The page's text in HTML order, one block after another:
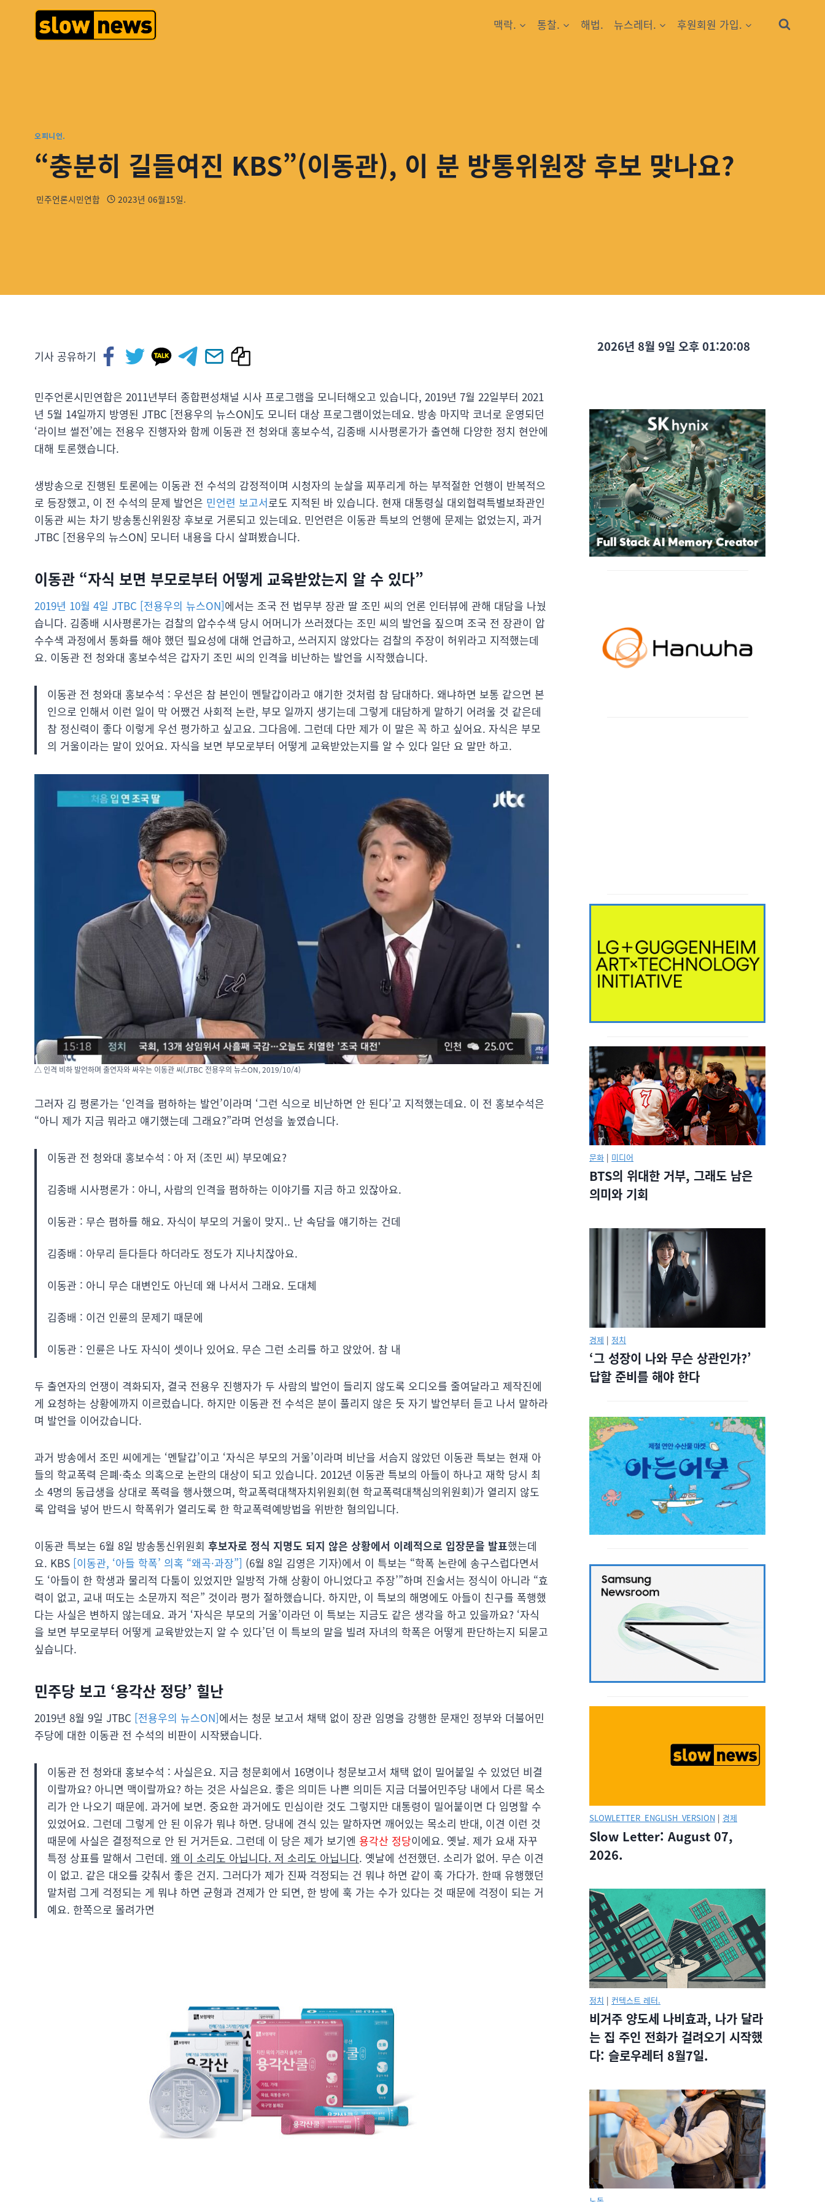
맥락. 통찰. 해법. 뉴스레터. 후원회원 가입.
오피니언.
“충분히 길들여진 KBS”(이동관), 이 분 방통위원장 후보 맞나요?
민주언론시민연합 2023년 06월15일.
기사 공유하기
민주언론시민연합은 2011년부터 종합편성채널 시사 프로그램을 모니터해오고 있습니다, 2019년 7월 22일부터 2021
년 5월 14일까지 방영된 JTBC [전용우의 뉴스ON]도 모니터 대상 프로그램이었는데요. 방송 마지막 코너로 운영되던
‘라이브 썰전’에는 전용우 진행자와 함께 이동관 전 청와대 홍보수석, 김종배 시사평론가가 출연해 다양한 정치 현안에
대해 토론했습니다.
생방송으로 진행된 토론에는 이동관 전 수석의 감정적이며 시청자의 눈살을 찌푸리게 하는 부적절한 언행이 반복적으
로 등장했고, 이 전 수석의 문제 발언은 민언련 보고서로도 지적된 바 있습니다. 현재 대통령실 대외협력특별보좌관인
이동관 씨는 차기 방송통신위원장 후보로 거론되고 있는데요. 민언련은 이동관 특보의 언행에 문제는 없었는지, 과거
JTBC [전용우의 뉴스ON] 모니터 내용을 다시 살펴봤습니다.
이동관 “자식 보면 부모로부터 어떻게 교육받았는지 알 수 있다”
2019년 10월 4일 JTBC [전용우의 뉴스ON]에서는 조국 전 법무부 장관 딸 조민 씨의 언론 인터뷰에 관해 대담을 나눴
습니다. 김종배 시사평론가는 검찰의 압수수색 당시 어머니가 쓰러졌다는 조민 씨의 발언을 짚으며 조국 전 장관이 압
수수색 과정에서 통화를 해야 했던 필요성에 대해 언급하고, 쓰러지지 않았다는 검찰의 주장이 허위라고 지적했는데
요. 이동관 전 청와대 홍보수석은 갑자기 조민 씨의 인격을 비난하는 발언을 시작했습니다.
이동관 전 청와대 홍보수석 : 우선은 참 본인이 멘탈갑이라고 얘기한 것처럼 참 담대하다. 왜냐하면 보통 같으면 본
인으로 인해서 이런 일이 막 어쨌건 사회적 논란, 부모 일까지 생기는데 그렇게 대담하게 말하기 어려울 것 같은데
참 정신력이 좋다 이렇게 우선 평가하고 싶고요. 그다음에. 그런데 다만 제가 이 말은 꼭 하고 싶어요. 자식은 부모
의 거울이라는 말이 있어요. 자식을 보면 부모로부터 어떻게 교육받았는지를 알 수 있다 일단 요 말만 하고.
△ 인격 비하 발언하며 출연자와 싸우는 이동관 씨(JTBC 전용우의 뉴스ON, 2019/10/4)
그러자 김 평론가는 ‘인격을 폄하하는 발언’이라며 ‘그런 식으로 비난하면 안 된다’고 지적했는데요. 이 전 홍보수석은
“아니 제가 지금 뭐라고 얘기했는데 그래요?”라며 언성을 높였습니다.
이동관 전 청와대 홍보수석 : 아 저 (조민 씨) 부모예요?
김종배 시사평론가 : 아니, 사람의 인격을 폄하하는 이야기를 지금 하고 있잖아요.
이동관 : 무슨 폄하를 해요. 자식이 부모의 거울이 맞지.. 난 속담을 얘기하는 건데
김종배 : 아무리 듣다듣다 하더라도 정도가 지나치잖아요.
이동관 : 아니 무슨 대변인도 아닌데 왜 나서서 그래요. 도대체
김종배 : 이건 인륜의 문제기 때문에
이동관 : 인륜은 나도 자식이 셋이나 있어요. 무슨 그런 소리를 하고 앉았어. 참 내
두 출연자의 언쟁이 격화되자, 결국 전용우 진행자가 두 사람의 발언이 들리지 않도록 오디오를 줄여달라고 제작진에
게 요청하는 상황에까지 이르렀습니다. 하지만 이동관 전 수석은 분이 풀리지 않은 듯 자기 발언부터 듣고 나서 말하라
며 발언을 이어갔습니다.
과거 방송에서 조민 씨에게는 ‘멘탈갑’이고 ‘자식은 부모의 거울’이라며 비난을 서슴지 않았던 이동관 특보는 현재 아
들의 학교폭력 은폐·축소 의혹으로 논란의 대상이 되고 있습니다. 2012년 이동관 특보의 아들이 하나고 재학 당시 최
소 4명의 동급생을 상대로 폭력을 행사했으며, 학교폭력대책자치위원회(현 학교폭력대책심의위원회)가 열리지 않도
록 압력을 넣어 반드시 학폭위가 열리도록 한 학교폭력예방법을 위반한 혐의입니다.
이동관 특보는 6월 8일 방송통신위원회 후보자로 정식 지명도 되지 않은 상황에서 이례적으로 입장문을 발표했는데
요. KBS [이동관, ‘아들 학폭’ 의혹 “왜곡·과장”] (6월 8일 김영은 기자)에서 이 특보는 “학폭 논란에 송구스럽다면서
도 ‘아들이 한 학생과 물리적 다툼이 있었지만 일방적 가해 상황이 아니었다고 주장’”하며 진술서는 정식이 아니라 “효
력이 없고, 교내 떠도는 소문까지 적은” 것이라 평가 절하했습니다. 하지만, 이 특보의 해명에도 아들이 친구를 폭행했
다는 사실은 변하지 않는데요. 과거 ‘자식은 부모의 거울’이라던 이 특보는 지금도 같은 생각을 하고 있을까요? ‘자식
을 보면 부모로부터 어떻게 교육받았는지 알 수 있다’던 이 특보의 말을 빌려 자녀의 학폭은 어떻게 판단하는지 되묻고
싶습니다.
민주당 보고 ‘용각산 정당’ 힐난
2019년 8월 9일 JTBC [전용우의 뉴스ON]에서는 청문 보고서 채택 없이 장관 임명을 강행한 문재인 정부와 더불어민
주당에 대한 이동관 전 수석의 비판이 시작됐습니다.
이동관 전 청와대 홍보수석 : 사실은요. 지금 청문회에서 16명이나 청문보고서 채택 없이 밀어붙일 수 있었던 비결
이랄까요? 아니면 맥이랄까요? 하는 것은 사실은요. 좋은 의미든 나쁜 의미든 지금 더불어민주당 내에서 다른 목소
리가 안 나오기 때문에. 과거에 보면. 중요한 과거에도 민심이란 것도 그렇지만 대통령이 밀어붙이면 다 임명할 수
있었어요. 그런데 그렇게 안 된 이유가 뭐냐 하면. 당내에 견식 있는 말하자면 깨어있는 목소리 반대, 이견 이런 것
때문에 사실은 결정적으로 안 된 거거든요. 그런데 이 당은 제가 보기엔 용각산 정당이에요. 옛날. 제가 요새 자꾸
특정 상표를 말해서 그런데. 왜 이 소리도 아닙니다. 저 소리도 아닙니다. 옛날에 선전했던. 소리가 없어. 무슨 이견
이 없고. 같은 대오를 갖춰서 좋은 건지. 그러다가 제가 진짜 걱정되는 건 뭐냐 하면 같이 훅 가다가. 한때 유행했던
말처럼 그게 걱정되는 게 뭐냐 하면 균형과 견제가 안 되면, 한 방에 훅 가는 수가 있다는 것 때문에 걱정이 되는 거
예요. 한쪽으로 몰려가면
2026년 8월 9일 오후 01:20:10
문화 | 미디어
BTS의 위대한 거부, 그래도 남은
의미와 기회
경제 | 정치
‘그 성장이 나와 무슨 상관인가?’
답할 준비를 해야 한다
SLOWLETTER_ENGLISH_VERSION | 경제
Slow Letter: August 07,
2026.
정치 | 컨텍스트 레터.
비거주 양도세 나비효과, 나가 달라
는 집 주인 전화가 걸려오기 시작했
다: 슬로우레터 8월7일.